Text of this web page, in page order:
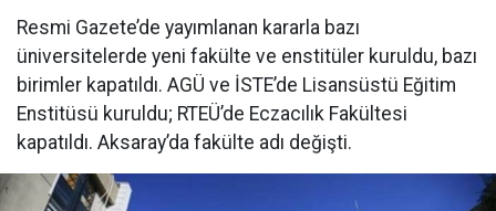
Resmi Gazete’de yayımlanan kararla bazı
üniversitelerde yeni fakülte ve enstitüler kuruldu, bazı
birimler kapatıldı. AGÜ ve İSTE’de Lisansüstü Eğitim
Enstitüsü kuruldu; RTEÜ’de Eczacılık Fakültesi
kapatıldı. Aksaray’da fakülte adı değişti.